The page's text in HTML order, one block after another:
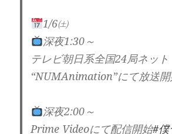
1/6㈯
深夜1:30～
テレビ朝日系全国24局ネット
“NUMAnimation”にて放送
深夜2:00～
Prime Videoにて配信開始#僕